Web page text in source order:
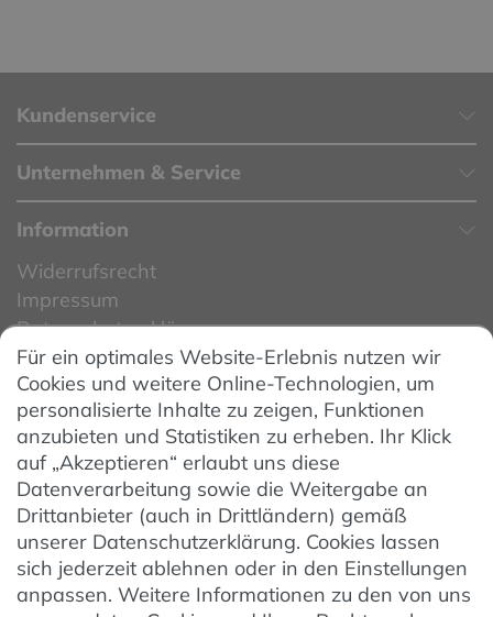
Kundenservice
Unternehmen & Service
Information
Widerrufsrecht
Impressum
Datenschutzerklärung
Datenschutzeinstellungen
AGB
Barrierefreiheit
Hinweise zur Batterieentsorgung
Entsorgung von Elektro-Altgeräten
Vertrag widerrufen
Für ein optimales Website-Erlebnis nutzen wir
Cookies und weitere Online-Technologien, um
personalisierte Inhalte zu zeigen, Funktionen
anzubieten und Statistiken zu erheben. Ihr Klick
auf „Akzeptieren“ erlaubt uns diese
Datenverarbeitung sowie die Weitergabe an
Drittanbieter (auch in Drittländern) gemäß
unserer Datenschutzerklärung. Cookies lassen
sich jederzeit ablehnen oder in den Einstellungen
anpassen. Weitere Informationen zu den von uns